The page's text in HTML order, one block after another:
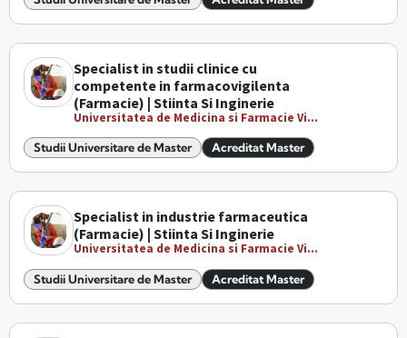
Specialist in studii clinice cu
competente in farmacovigilenta
(Farmacie) | Stiinta Si Inginerie
Universitatea de Medicina si Farmacie Vi...
Studii Universitare de Master Acreditat Master
Specialist in industrie farmaceutica
(Farmacie) | Stiinta Si Inginerie
Universitatea de Medicina si Farmacie Vi...
Studii Universitare de Master Acreditat Master